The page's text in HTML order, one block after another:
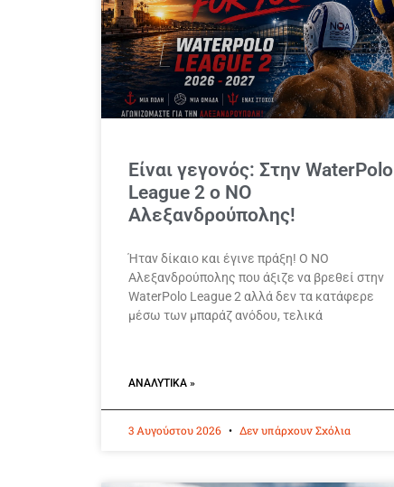
Είναι γεγονός: Στην WaterPolo
League 2 ο ΝΟ
Αλεξανδρούπολης!
Ήταν δίκαιο και έγινε πράξη! Ο ΝΟ
Αλεξανδρούπολης που άξιζε να βρεθεί στην
WaterPolo League 2 αλλά δεν τα κατάφερε
μέσω των μπαράζ ανόδου, τελικά
ΑΝΑΛΥΤΙΚΆ »
3 Αυγούστου 2026 Δεν υπάρχουν Σχόλια